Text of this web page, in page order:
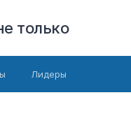
только
Лидеры